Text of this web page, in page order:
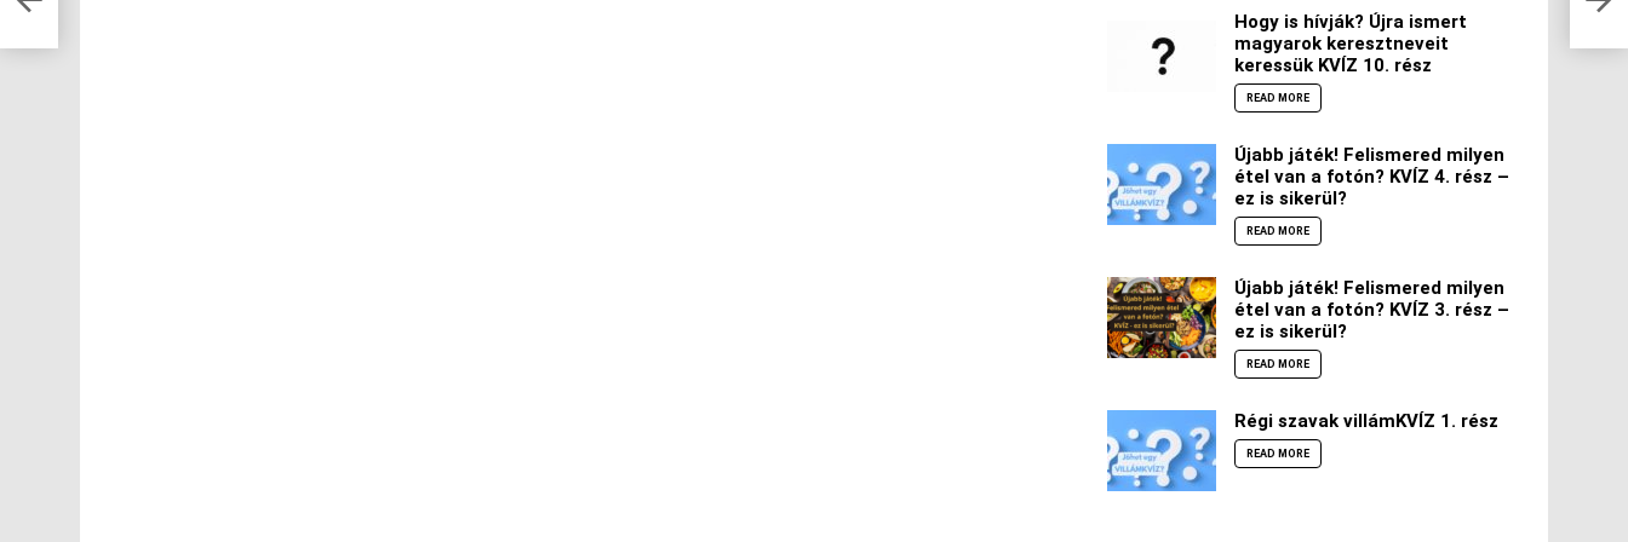
Hogy is hívják? Újra ismert
magyarok keresztneveit
keressük KVÍZ 10. rész
READ MORE
Újabb játék! Felismered milyen
étel van a fotón? KVÍZ 4. rész –
ez is sikerül?
READ MORE
Újabb játék! Felismered milyen
étel van a fotón? KVÍZ 3. rész –
ez is sikerül?
READ MORE
Régi szavak villámKVÍZ 1. rész
READ MORE